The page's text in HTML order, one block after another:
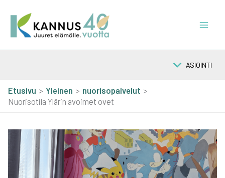
sisältöön
ASIOINTI
Etusivu Yleinen
nuorisopalvelut
Nuorisotila Ylärin avoimet ovet